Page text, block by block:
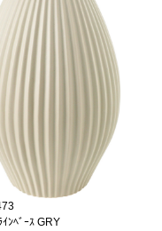
ｲﾝﾍﾞｰｽ GRY